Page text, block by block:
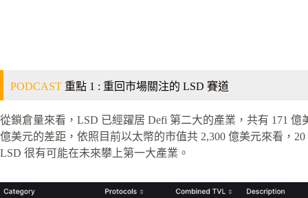
PODCAST 重點 1 : 重回市場關注的 LSD 賽道
從鎖倉量來看，LSD 已經躍居 Defi 第二大的產業，共有 171
億美元的差距，依照目前以太幣的市值共 2,300 億美元來看，
LSD 很有可能在未來攀上第一大產業。